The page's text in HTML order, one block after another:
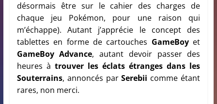
désormais être sur le cahier des charges de
chaque jeu Pokémon, pour une raison qui
m’échappe). Autant j’apprécie le concept des
tablettes en forme de cartouches GameBoyet
GameBoy Advance, autant devoir passer des
heures à trouver les éclats étranges dans les
Souterrains, annoncés parSerebii comme étant
rares, non merci.